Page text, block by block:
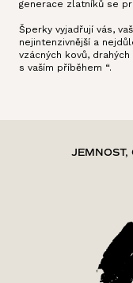
generace zlatníků se
Šperky vyjadřují vás,
nejintenzivnější a
vzácných kovů,
s vaším příběhem “.
JEMNOST,